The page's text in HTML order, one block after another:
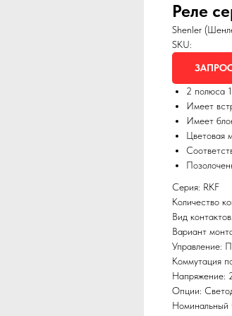
Реле
Shenler
SKU:
2 полюса
Имеет
Имеет
Цветовая
Серия: RKF
Количество
Вид
Вариант
Управление:
Коммутация
Напряжение:
Опции:
Номинальный